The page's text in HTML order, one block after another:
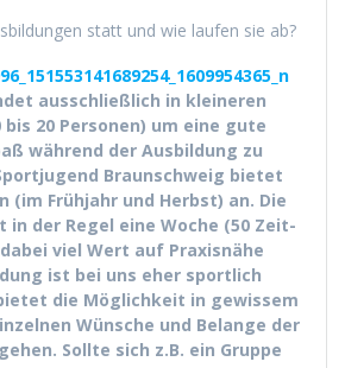
statt und wie laufen sie ab?
auss­chließlich in kleineren
20 Per­so­n­en) um eine gute
während der Aus­bil­dung zu
Braun­schweig bietet
(im Früh­jahr und Herb­st) an. Die
in der Regel eine Woche (50 Zeit­
viel Wert auf Prax­is­nähe
ist bei uns eher sportlich
die Möglichkeit in gewis­sem
Wün­sche und Belange der
Sollte sich z.B. ein Gruppe